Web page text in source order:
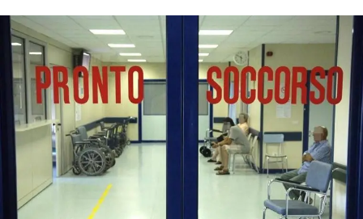
SOCIETÀ
CULTURA
ECONOMIA E LAVORO
EVENTI
SPORT